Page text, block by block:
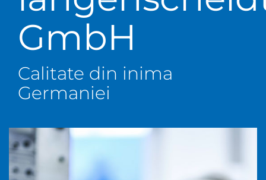
GmbH
Calitate din inima
Germaniei